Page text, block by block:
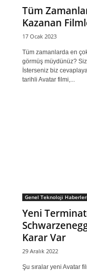
Tüm
Kazanan
17 Ocak 2023
Tüm zamanlarda en
görmüş müydünüz?
İsterseniz biz
tarihli Avatar filmi,...
Genel Teknoloji Haberleri
Yeni
Karar Var
29 Aralık 2022
Şu sıralar yeni Avatar